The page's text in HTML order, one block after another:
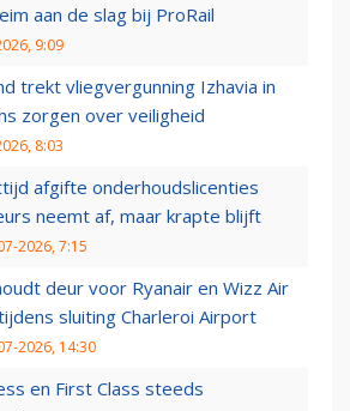
aan de slag bij ProRail
9:09
trekt vliegvergunning Izhavia in
zorgen over veiligheid
8:03
afgifte onderhoudslicenties
neemt af, maar krapte blijft
2026, 7:15
deur voor Ryanair en Wizz Air
sluiting Charleroi Airport
2026, 14:30
en First Class steeds